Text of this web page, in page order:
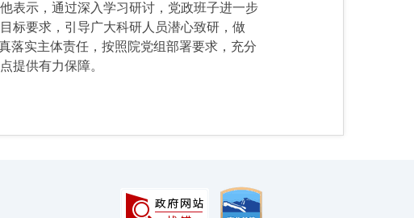
表示，通过深入学习研讨，党政班子进一步
标要求，引导广大科研人员潜心致研，做
落实主体责任，按照院党组部署要求，充分
提供有力保障。